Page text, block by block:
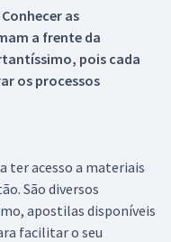
as
a frente da
pois cada
os processos
ter acesso a materiais
São diversos
apostilas disponíveis
facilitar o seu